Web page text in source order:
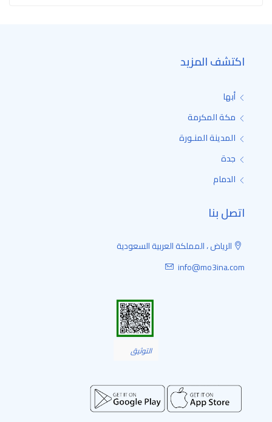
اكتشف المزيد
أبها
مكة المكرمة
المدينة المنـورة
جدة
الدمام
اتصل بنا
الرياض ، المملكة العربية السعودية
info@mo3ina.com
التوثيق